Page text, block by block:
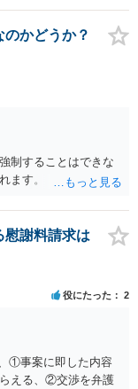
かどうか？
制することはできな
ます。
慰謝料請求は
役にたった 2
①事案に即した内容
える、②交渉を弁護